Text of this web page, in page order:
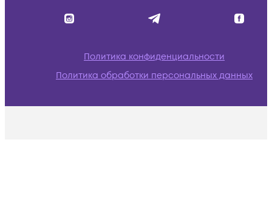
Политика конфиденциальности
Политика обработки персональных данных